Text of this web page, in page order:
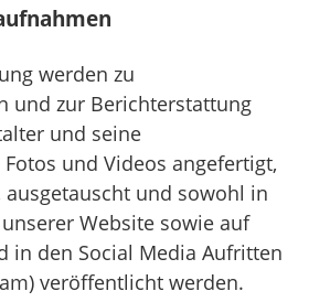
werden zu
und zur Berichterstattung
und seine
und Videos angefertigt,
und sowohl in
Website sowie auf
in den Social Media Aufritten
veröffentlicht werden.